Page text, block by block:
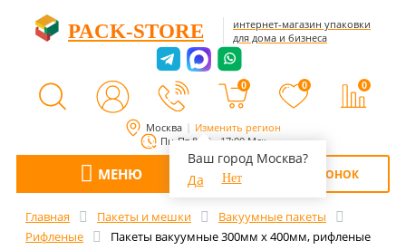
Москва Изменить регион
Ваш город Москва?
Да
Нет
Пн-Пт 8:00 - 17:00 Мск
PACK-STORE
интернет-магазин упаковки
для дома и бизнеса
0 0 0
МЕНЮ ОБРАТНЫЙ ЗВОНОК
Главная Пакеты и мешки
Вакуумные пакеты
Рифленые
Пакеты вакуумные 300мм х 400мм, рифленые